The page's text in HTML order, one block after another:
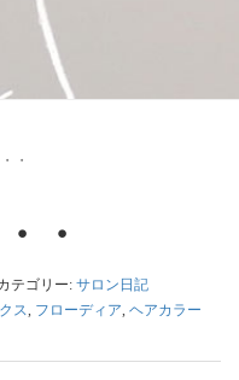
・
・
テゴリー: サロン日記
ス, フローディア, ヘアカラー